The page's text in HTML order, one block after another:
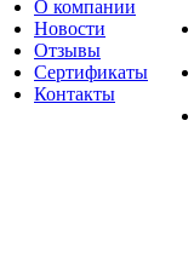
О компании
Новости
Отзывы
Сертификаты
Контакты